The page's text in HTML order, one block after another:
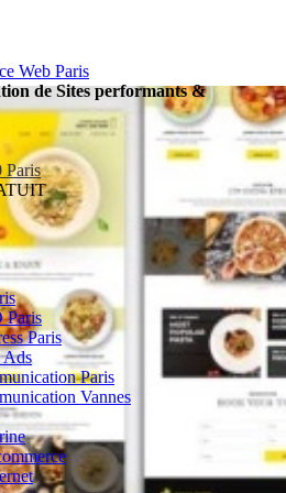
de Sites performants &
Paris
Paris
Paris
Ads
Paris
Vannes